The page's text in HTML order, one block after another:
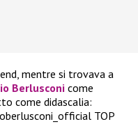
mentre si trovava a
Berlusconi come
come didascalia:
TOP